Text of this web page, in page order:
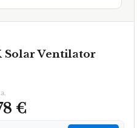
Solar Ventilator
€